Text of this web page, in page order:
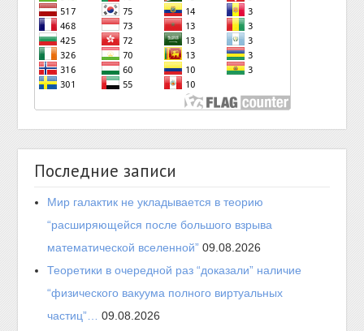
Последние записи
Мир галактик не укладывается в теорию
“расширяющейся после большого взрыва
математической вселенной” 09.08.2026
Теоретики в очередной раз “доказали” наличие
“физического вакуума полного виртуальных
частиц”… 09.08.2026